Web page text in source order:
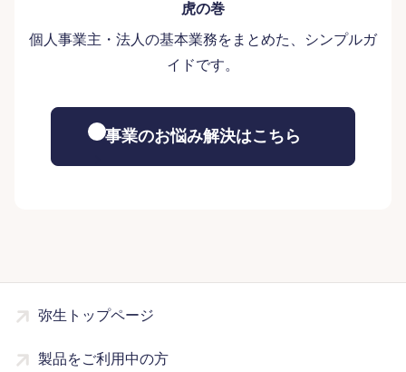
虎の巻
個人事業主・法人の基本業務をまとめた、シンプルガ
イドです。
事業のお悩み解決はこちら
弥生トップページ
製品をご利用中の方